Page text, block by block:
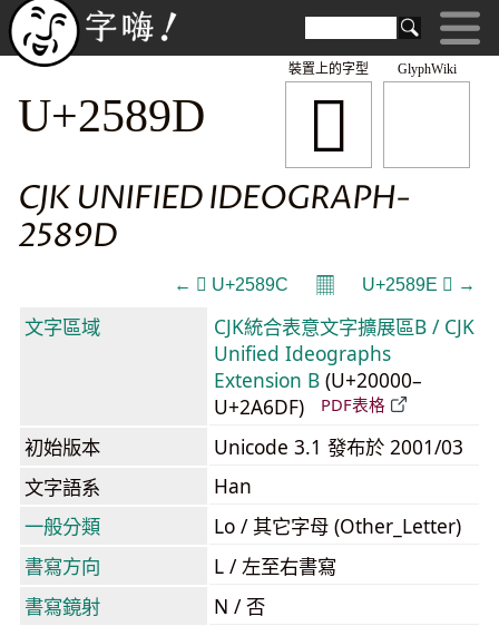
GlyphWiki
𥢝
裝置上的字型
U+2589D
CJK UNIFIED IDEOGRAPH-
2589D
← 𥢜 U+2589C 𝄜 U+2589E 𥢞 →
文字區域
CJK統合表意文字擴展區B / CJK
Unified Ideographs
Extension B (U+20000–
U+2A6DF)
PDF表格
初始版本
Unicode 3.1 發布於 2001/03
文字語系
Han
一般分類
Lo / 其它字母 (Other_Letter)
書寫方向
L / 左至右書寫
書寫鏡射
N / 否